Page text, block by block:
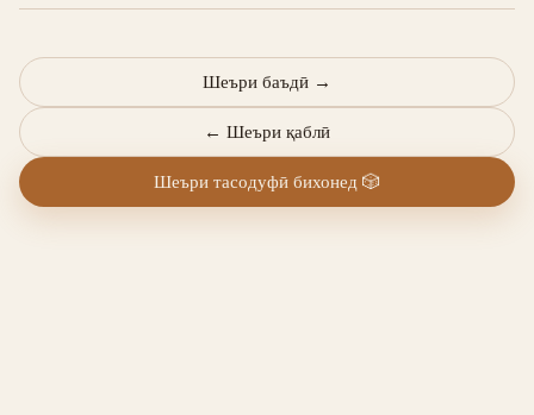
← Шеъри қаблӣ
Шеъри баъдӣ →
Шеъри тасодуфӣ бихонед 🎲